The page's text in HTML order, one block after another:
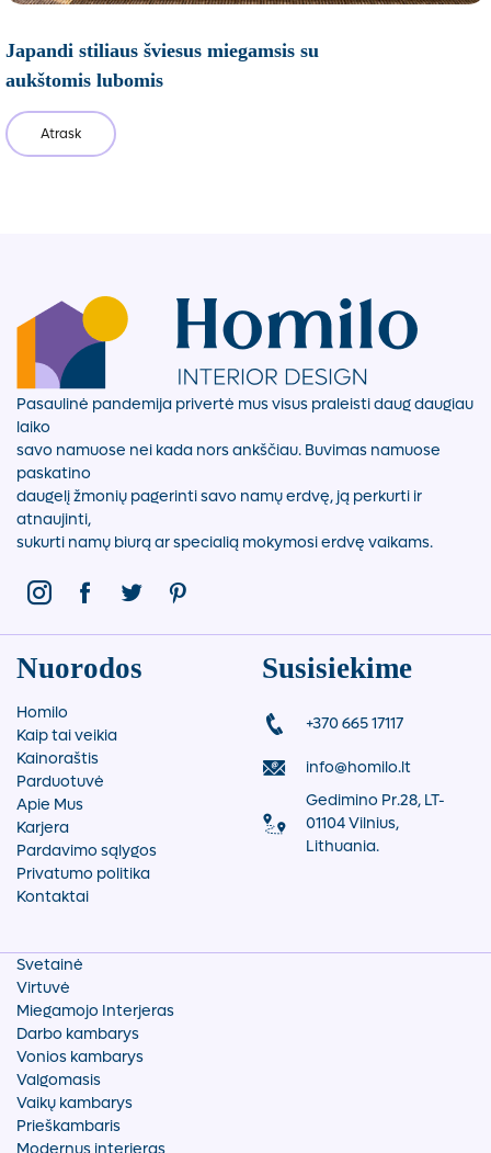
Japandi stiliaus šviesus miegamsis su
aukštomis lubomis
Atrask
Pasaulinė pandemija privertė mus visus praleisti daug daugiau
laiko
savo namuose nei kada nors ankščiau. Buvimas namuose
paskatino
daugelį žmonių pagerinti savo namų erdvę, ją perkurti ir
atnaujinti,
sukurti namų biurą ar specialią mokymosi erdvę vaikams.
Nuorodos
Homilo
Kaip tai veikia
Kainoraštis
Parduotuvė
Apie Mus
Karjera
Pardavimo sąlygos
Privatumo politika
Kontaktai
Susisiekime
+370 665 17117
info@homilo.lt
Gedimino Pr.28, LT-
01104 Vilnius,
Lithuania.
Svetainė
Virtuvė
Miegamojo Interjeras
Darbo kambarys
Vonios kambarys
Valgomasis
Vaikų kambarys
Prieškambaris